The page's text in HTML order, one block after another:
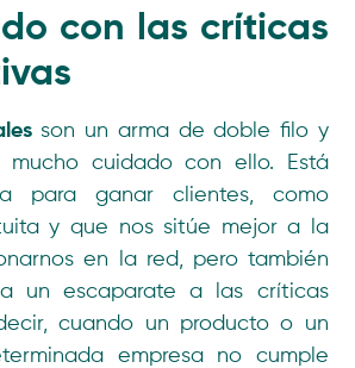
con las críticas
son un arma de doble filo y
mucho cuidado con ello. Está
para ganar clientes, como
y que nos sitúe mejor a la
en la red, pero también
un escaparate a las críticas
cuando un producto o un
empresa no cumple